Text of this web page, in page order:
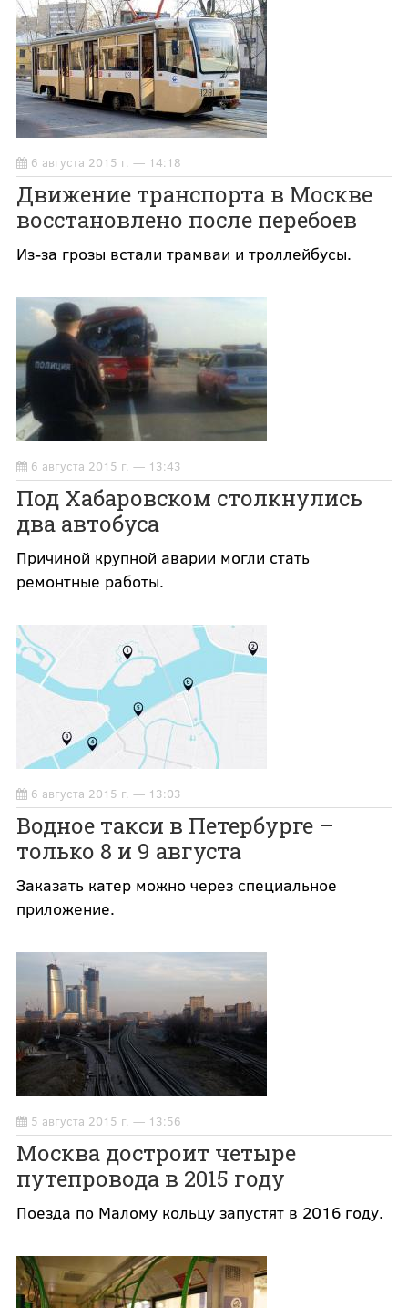
6 августа 2015 г. — 14:18
Движение транспорта в Москве
восстановлено после перебоев
Из-за грозы встали трамваи и троллейбусы.
6 августа 2015 г. — 13:43
Под Хабаровском столкнулись
два автобуса
Причиной крупной аварии могли стать
ремонтные работы.
6 августа 2015 г. — 13:03
Водное такси в Петербурге –
только 8 и 9 августа
Заказать катер можно через специальное
приложение.
5 августа 2015 г. — 13:56
Москва достроит четыре
путепровода в 2015 году
Поезда по Малому кольцу запустят в 2016 году.